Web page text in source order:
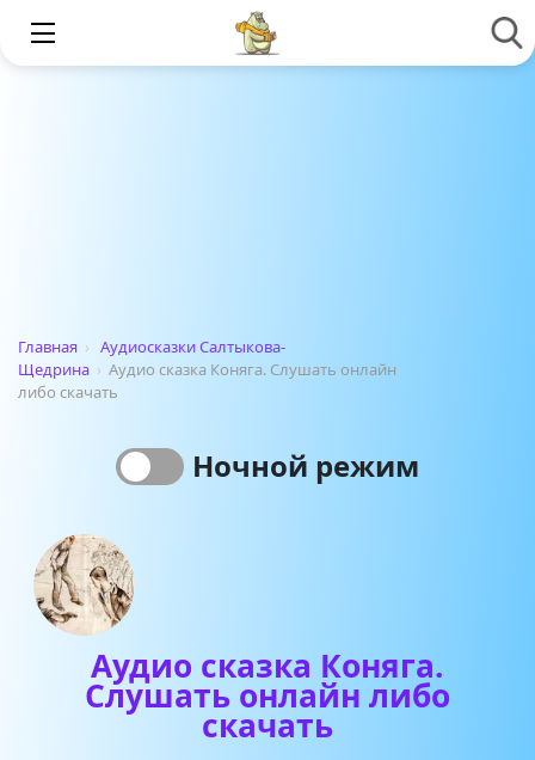
Главная › Аудиосказки Салтыкова-
Щедрина › Аудио сказка Коняга. Слушать онлайн
либо скачать
Ночной режим
Аудио сказка Коняга.
Слушать онлайн либо
скачать